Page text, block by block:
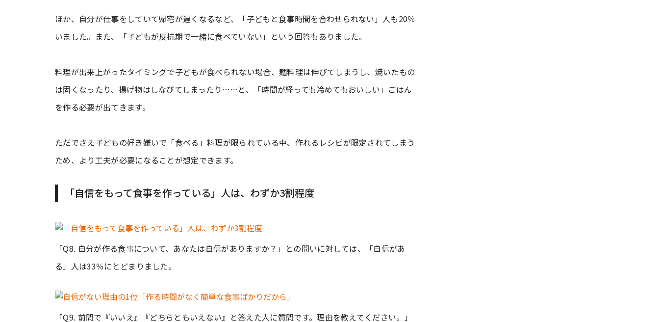
ほか、自分が仕事をしていて帰宅が遅くなるなど、「子どもと食事時間を合わせられない」人も20％
いました。また、「子どもが反抗期で一緒に食べていない」という回答もありました。
料理が出来上がったタイミングで子どもが食べられない場合、麺料理は伸びてしまうし、焼いたもの
は固くなったり、揚げ物はしなびてしまったり……と、「時間が経っても冷めてもおいしい」ごはん
を作る必要が出てきます。
ただでさえ子どもの好き嫌いで「食べる」料理が限られている中、作れるレシピが限定されてしまう
ため、より工夫が必要になることが想定できます。
「自信をもって食事を作っている」人は、わずか3割程度
「Q8. 自分が作る食事について、あなたは自信がありますか？」との問いに対しては、「自信があ
る」人は33％にとどまりました。
「Q9. 前問で『いいえ』『どちらともいえない』と答えた人に質問です。理由を教えてください。」